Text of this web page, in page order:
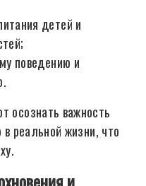
детей и
поведению и
осознать важность
в реальной жизни, что